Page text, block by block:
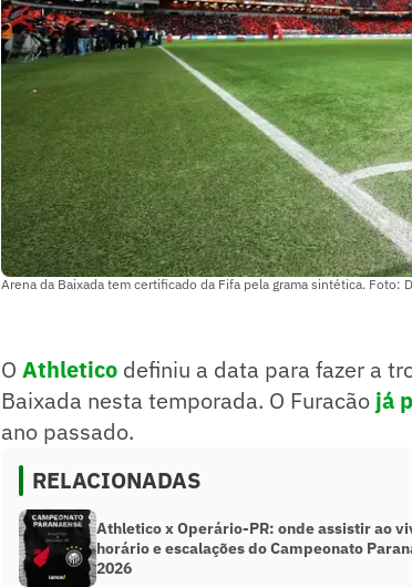
Arena da Baixada tem certificado da Fifa pela grama sintética. Foto:
O Athletico definiu a data para fazer a
Baixada nesta temporada. O Furacão já
ano passado.
RELACIONADAS
Athletico x Operário-PR: onde assistir ao
horário e escalações do Campeonato
2026